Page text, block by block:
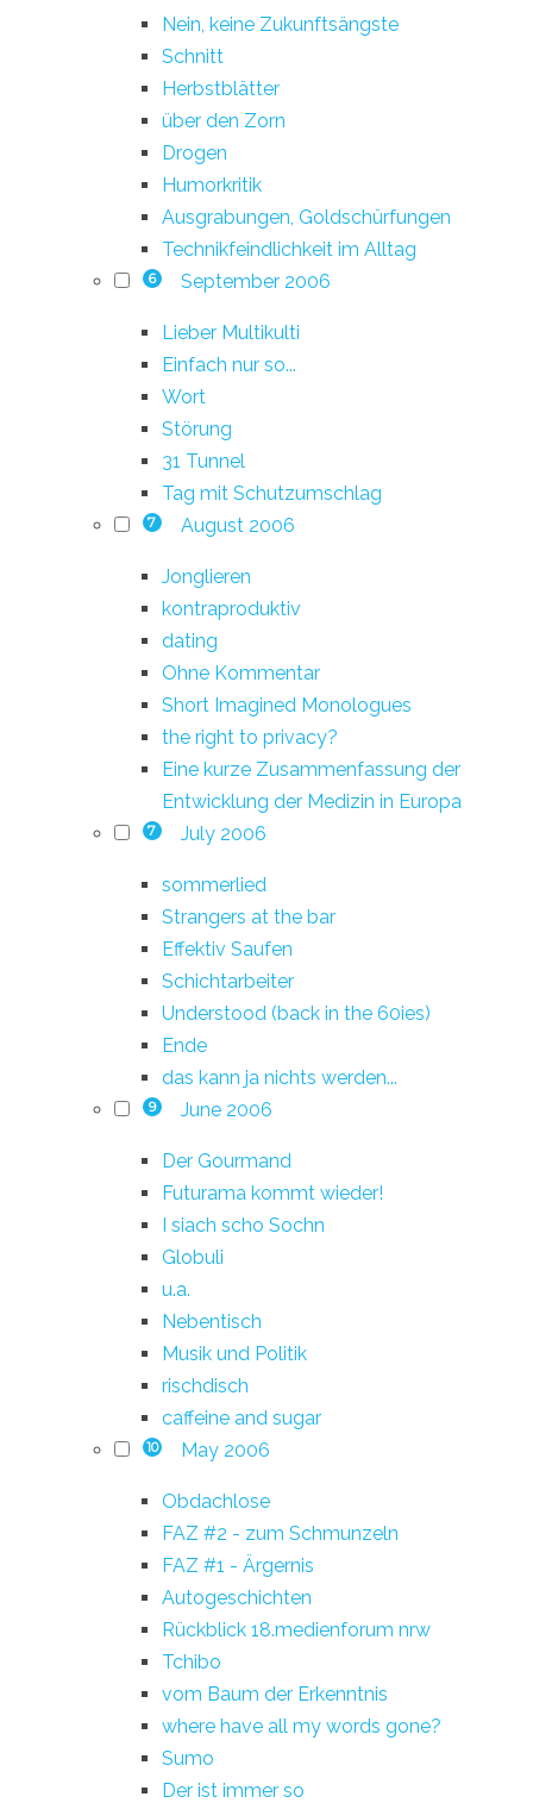
Nein, keine Zukunftsängste
Schnitt
Herbstblätter
über den Zorn
Drogen
Humorkritik
Ausgrabungen, Goldschürfungen
Technikfeindlichkeit im Alltag
6 September 2006
Lieber Multikulti
Einfach nur so...
Wort
Störung
31 Tunnel
Tag mit Schutzumschlag
7 August 2006
Jonglieren
kontraproduktiv
dating
Ohne Kommentar
Short Imagined Monologues
the right to privacy?
Eine kurze Zusammenfassung der
Entwicklung der Medizin in Europa
7 July 2006
sommerlied
Strangers at the bar
Effektiv Saufen
Schichtarbeiter
Understood (back in the 60ies)
Ende
das kann ja nichts werden...
9 June 2006
Der Gourmand
Futurama kommt wieder!
I siach scho Sochn
Globuli
u.a.
Nebentisch
Musik und Politik
rischdisch
caffeine and sugar
10 May 2006
Obdachlose
FAZ #2 - zum Schmunzeln
FAZ #1 - Ärgernis
Autogeschichten
Rückblick 18.medienforum nrw
Tchibo
vom Baum der Erkenntnis
where have all my words gone?
Sumo
Der ist immer so